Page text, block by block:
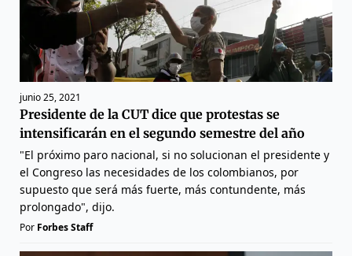
junio 25, 2021
Presidente de la CUT dice que protestas se
intensificarán en el segundo semestre del año
"El próximo paro nacional, si no solucionan el presidente y
el Congreso las necesidades de los colombianos, por
supuesto que será más fuerte, más contundente, más
prolongado", dijo.
Por Forbes Staff